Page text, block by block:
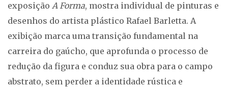
exposição A Forma, mostra individual de pinturas e
desenhos do artista plástico Rafael Barletta. A
exibição marca uma transição fundamental na
carreira do gaúcho, que aprofunda o processo de
redução da figura e conduz sua obra para o campo
abstrato, sem perder a identidade rústica e